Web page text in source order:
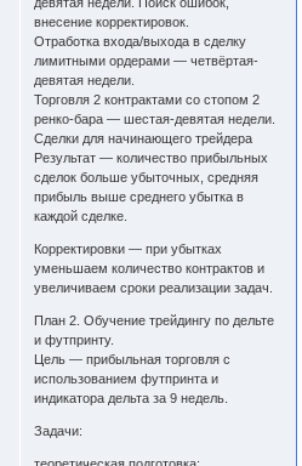
внесение корректировок.
Отработка входа/выхода в сделку
лимитными ордерами — четвёртая-
девятая недели.
Торговля 2 контрактами со стопом 2
ренко-бара — шестая-девятая недели.
Сделки для начинающего трейдера
Результат — количество прибыльных
сделок больше убыточных, средняя
прибыль выше среднего убытка в
каждой сделке.
Корректировки — при убытках
уменьшаем количество контрактов и
увеличиваем сроки реализации задач.
План 2. Обучение трейдингу по дельте
и футпринту.
Цель — прибыльная торговля с
использованием футпринта и
индикатора дельта за 9 недель.
Задачи: